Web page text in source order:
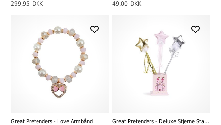
299,95 DKK 49,00 DKK
Great Pretenders - Love Armbånd Great Pretenders - Deluxe Stjerne Stav - Vælg Mellem 3 Farver